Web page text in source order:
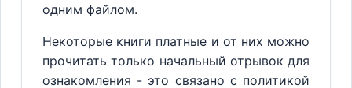
одним файлом.
Некоторые книги платные и от них можно
прочитать только начальный отрывок для
ознакомления - это связано с политикой